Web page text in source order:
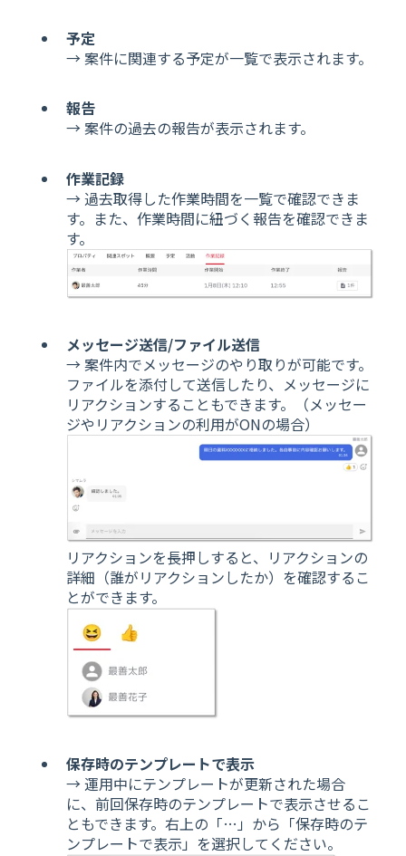
予定
→ 案件に関連する予定が一覧で表示されます。
報告
→ 案件の過去の報告が表示されます。
作業記録
→ 過去取得した作業時間を一覧で確認できま
す。また、作業時間に紐づく報告を確認できま
す。
メッセージ送信/ファイル送信
→ 案件内でメッセージのやり取りが可能です。
ファイルを添付して送信したり、メッセージに
リアクションすることもできます。（メッセー
ジやリアクションの利用がONの場合）
リアクションを長押しすると、リアクションの
詳細（誰がリアクションしたか）を確認するこ
とができます。
保存時のテンプレートで表示
→ 運用中にテンプレートが更新された場合
に、前回保存時のテンプレートで表示させるこ
ともできます。右上の「…」から「保存時のテ
ンプレートで表示」を選択してください。